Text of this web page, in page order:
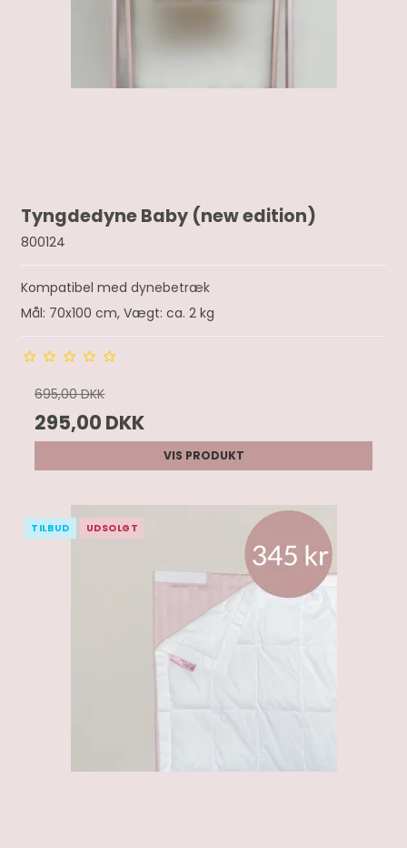
Tyngdedyne Baby (new edition)
800124
Kompatibel meddynebetræk
Mål: 70x100 cm, Vægt: ca. 2 kg
695,00 DKK
295,00 DKK
VIS PRODUKT
TILBUD UDSOLGT